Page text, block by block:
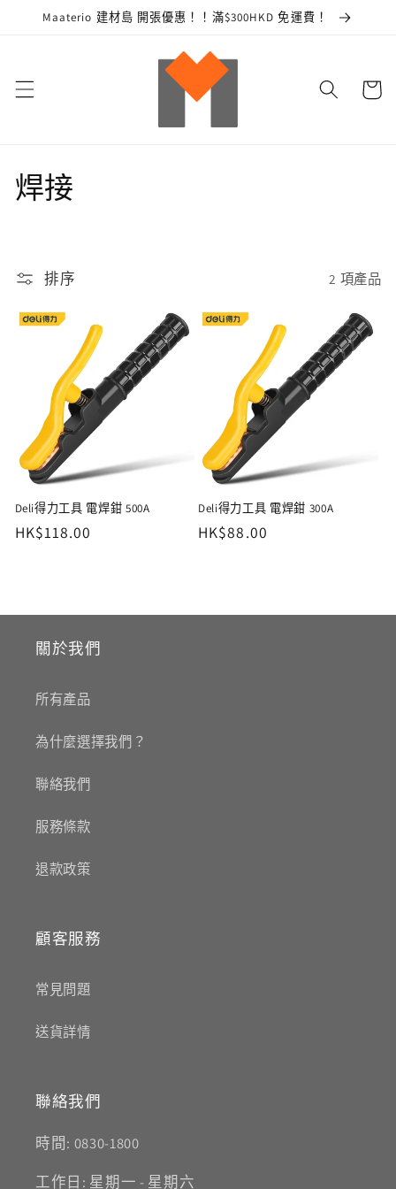
跳至內
Maaterio 建材島 開張優惠！！滿$300HKD 免運費！
物
商
列
:
焊接
排序 2 項產品
Deli得力工具 電焊鉗 500A
定
HK$118.00
Deli得力工具 電焊鉗 300A
定
HK$88.00
關於我們
所有產品
為什麼選擇我們？
聯絡我們
服務條款
退款政策
顧客服務
常見問題
送貨詳情
聯絡我們
時間: 0830-1800
工作日: 星期一 - 星期六